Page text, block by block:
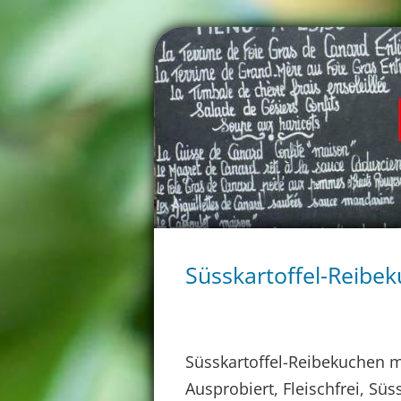
Süsskartoffel-
Süsskartoffel-Reibekuchen
Ausprobiert, Fleischfrei,